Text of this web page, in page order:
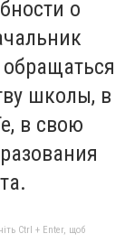
о
обращаться
школы, в
в свою
Ctrl + Enter, щоб